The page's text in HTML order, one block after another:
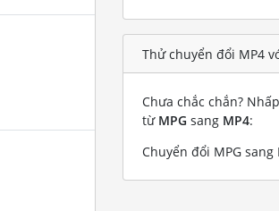
Thử chuyển đổi MP4
Chưa chắc chắn?
từ MPG sang MP4:
Chuyển đổi MPG